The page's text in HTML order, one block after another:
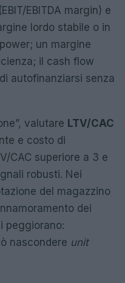
EBITDA margin) e
lordo stabile o in
un margine
il cash flow
autofinanziarsi senza
valutare LTV/CAC
e costo di
CAC superiore a 3 e
robusti. Nei
del magazzino
dei
peggiorano:
nascondere unit